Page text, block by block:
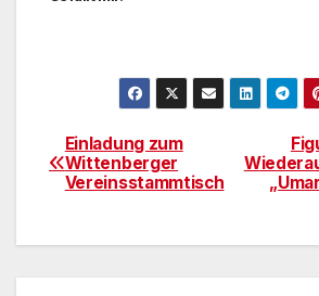
Einladung zum
Wittenberger
Vereinsstammtisch